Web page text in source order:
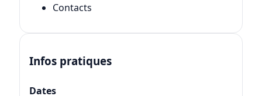
Contacts
Infos pratiques
Dates